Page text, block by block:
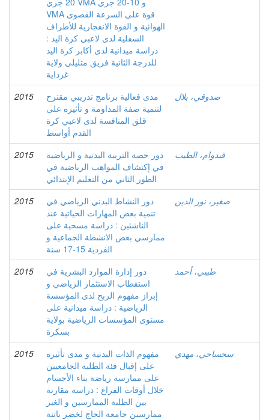
VMA قوة على السرعة القصوى
الهوائية و القوة الانفجارية للأطراف
السفلية لدى لاعبي كرة اليد :
دراسة ميدانية لدى أكابر كرة اليد
للدرجة الثانية فريق متليلي ولاية
غرداية
2015
مدى فعالية برنامج تدريبي مقترح
لتنمية صفة المداومة و تأثيره على
قلق المنافسة لدى لاعبي كرة
القدم أواسط
صدوقي، بلال
2015
دور حصة التربية البدنية و الرياضية
في إكتشاف المواهب الرياضية في
الطور الثاني من التعليم الإبتدائي
قيدوام، الطيب
2015
دور النشاط البدني الرياضي في
تنمية بعض المهارات الحياتية عند
الناشئين : دراسة مسحية على
ممارسي بعض الانشطة الجماعية و
الفردية 15-17 سنة
صغير، نور الدين
2015
دور إدارة الموارد البشرية في
استقطاب الاستثمار الرياضي و
إبراز مفهوم الربح لدى المؤسسة
الرياضية : دراسة ميدانية على
مستوى المؤسسات الرياضية بولاية
بسكرة
طيبي، أحمد
2015
مفهوم الذات البدنية و مدى تأثيره
على إقبال فئة الطلبة الجامعيين
على ممارسة رياضة بناء الأجسام
خلال أوقات الفراغ : دراسة مقارنة
بين الطلبة الممارسين و الغير
ممارسين جامعة الحاج لخضر باتنة
سحساحي، مهدي